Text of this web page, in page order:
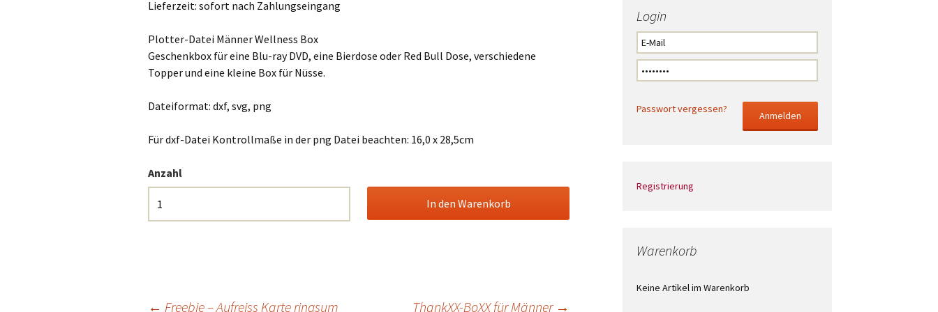
Verschiedenes
Weihnachten
Verschiedenes
Lieferzeit: sofort nach Zahlungseingang
Plotter-Datei Männer Wellness Box
Geschenkbox für eine Blu-ray DVD, eine Bierdose oder Red Bull Dose, verschiedene
Topper und eine kleine Box für Nüsse.
Dateiformat: dxf, svg, png
Für dxf-Datei Kontrollmaße in der png Datei beachten: 16,0 x 28,5cm
Anzahl
← Freebie – Aufreiss Karte ringsum ThankXX-BoXX für Männer →
Login
Passwort vergessen?
Registrierung
Warenkorb
Keine Artikel im Warenkorb